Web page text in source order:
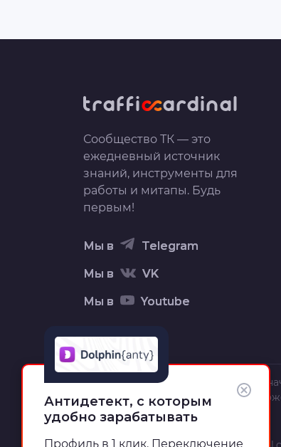
Сообщество ТК — это
ежедневный источник
знаний, инструменты для
работы и митапы. Будь
первым!
Мы в Telegram
Мы в VK
Мы в Youtube
Вся информация на сайте
текст, орфография и пунктуация
полной и точной.
Антидетект, с которым
удобно зарабатывать
Профиль в 1 клик. Переключение